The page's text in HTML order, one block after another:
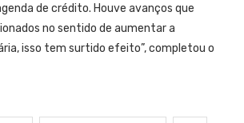
de crédito. Houve avanços que
no sentido de aumentar a
isso tem surtido efeito”, completou o